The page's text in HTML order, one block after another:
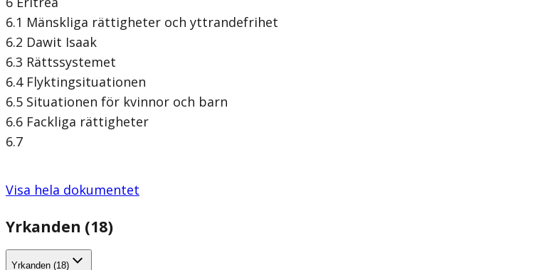
6.1 Mänskliga rättigheter och yttrandefrihet
6.2 Dawit Isaak
6.3 Rättssystemet
6.4 Flyktingsituationen
6.5 Situationen för kvinnor och barn
6.6 Fackliga rättigheter
6.7
Visa hela dokumentet
Yrkanden (18)
Yrkanden (18)